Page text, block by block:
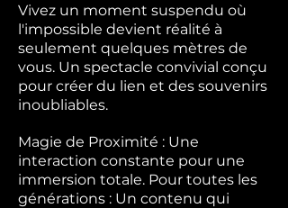
Vivez un moment suspendu où
l'impossible devient réalité à
seulement quelques mètres de
vous. Un spectacle convivial conçu
pour créer du lien et des souvenirs
inoubliables.
Magie de Proximité : Une
interaction constante pour une
immersion totale. Pour toutes les
générations : Un contenu qui